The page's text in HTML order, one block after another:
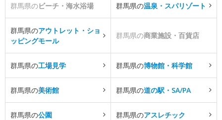
群馬県のビーチ・海水浴場 群馬県の温泉・スパリゾート
群馬県のアウトレット・ショ
ッピングモール
群馬県の商業施設・百貨店
群馬県の工場見学 群馬県の博物館・科学館
群馬県の美術館 群馬県の道の駅・SA/PA
群馬県の公園 群馬県のアスレチック